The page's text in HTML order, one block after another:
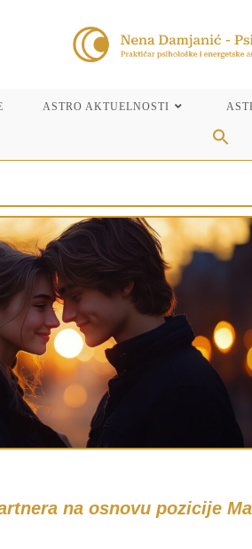
ASTRO AKTUELNOSTI
na osnovu pozicije